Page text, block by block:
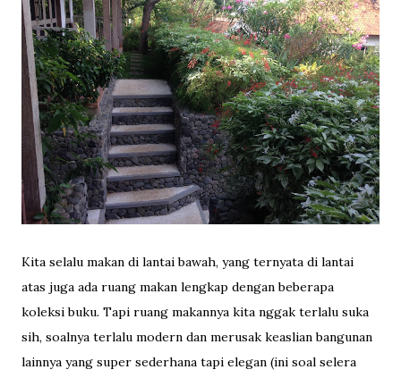
Kita selalu makan di lantai bawah, yang ternyata di lantai
atas juga ada ruang makan lengkap dengan beberapa
koleksi buku. Tapi ruang makannya kita nggak terlalu suka
sih, soalnya terlalu modern dan merusak keaslian bangunan
lainnya yang super sederhana tapi elegan (ini soal selera